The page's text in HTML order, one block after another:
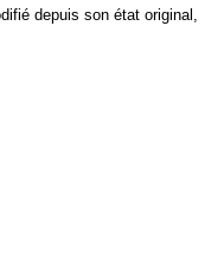
depuis son état original,